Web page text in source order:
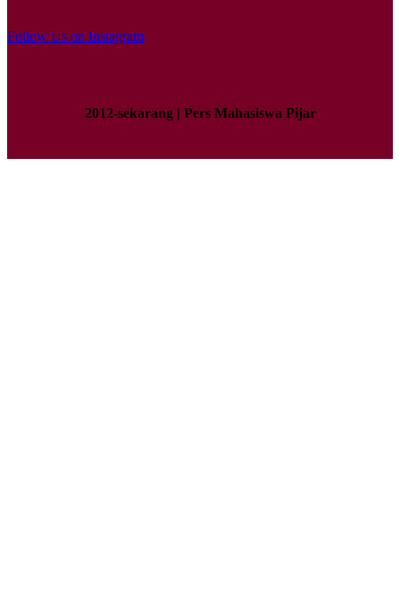
Follow Us on Instagram
2012-sekarang | Pers Mahasiswa Pijar